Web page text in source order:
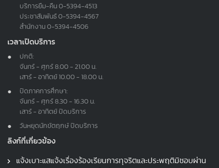
บริการยืม-คืน 0-5394-4513
ประชาสัมพันธ์ 0-5394-4567
สำนักงาน 0-5394-4506
เวลาเปิดบริการ
ปกติ:
จันทร์ - ศุกร์ 8.00 - 21.00 น.
เสาร์ - อาทิตย์ 10.00 - 18.00 น.
ปิดภาคการศึกษา:
จันทร์ - ศุกร์ 8.30 - 16.30 น.
เสาร์ - อาทิตย์ ปิดบริการ
วันหยุดนักขัตฤกษ์ ปิดบริการ
ลิงก์ที่เกี่ยวข้อง
แจ้งเบาะแสแจ้งเรื่องร้องเรียนการทุจริตและประพฤติมิชอบผ่าน